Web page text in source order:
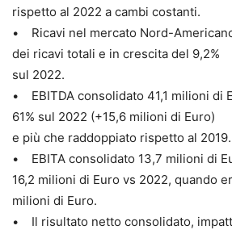
rispetto al 2022 a cambi costanti.
• Ricavi nel mercato Nord-
dei ricavi totali e in crescita del 9,2%
sul 2022.
• EBITDA consolidato 41,1 milioni di
61% sul 2022 (+15,6 milioni di Euro)
e più che raddoppiato rispetto al 2019.
• EBITA consolidato 13,7 milioni di
16,2 milioni di Euro vs 2022, quando
milioni di Euro.
• Il risultato netto consolidato,